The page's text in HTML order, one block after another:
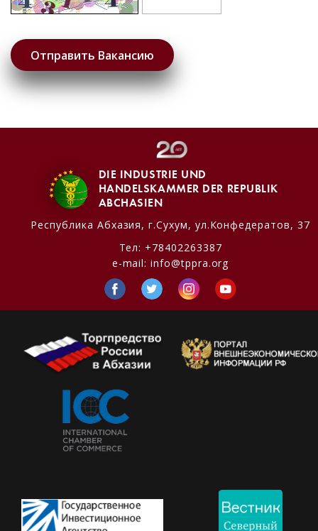
DIE INDUSTRIE UND
HANDELSKAMMER DER REPUBLIK
ABCHASIEN
Республика Абхазия, г.Сухум, ул.Конфедератов, 37
Тел: +78402263387
e-mail:info@tppra.org